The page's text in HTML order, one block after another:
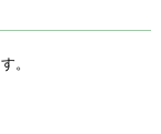
。